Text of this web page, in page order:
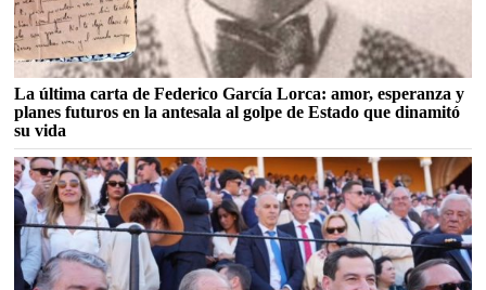
La última carta de Federico García Lorca: amor, esperanza y
planes futuros en la antesala al golpe de Estado que dinamitó
su vida